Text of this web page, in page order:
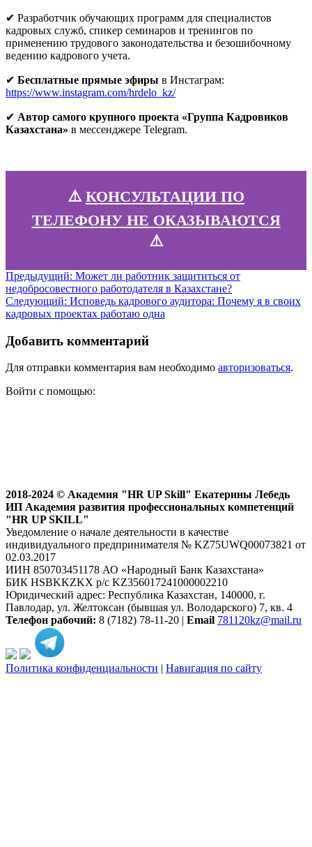
✔ Разработчик обучающих программ для специалистов
кадровых служб, спикер семинаров и тренингов по
применению трудового законодательства и безошибочному
ведению кадрового учета.
✔ Бесплатные прямые эфиры в Инстаграм:
https://www.instagram.com/hrdelo_kz/
✔ Автор самого крупного проекта «Группа Кадровиков
Казахстана» в мессенджере Telegram.
⚠️ КОНСУЛЬТАЦИИ ПО
ТЕЛЕФОНУ НЕ ОКАЗЫВАЮТСЯ
⚠️
Навигация
по
записям
Предыдущий: Предыдущая
запись:
Может ли работник защититься от
недобросовестного работодателя в Казахстане?
Следующий: Следующая
запись:
Исповедь кадрового аудитора: Почему я в своих
кадровых проектах работаю одна
Добавить комментарий
Для отправки комментария вам необходимо авторизоваться.
Войти с помощью:
2018-2024 © Академия "HR UP Skill" Екатерины Лебедь
ИП Академия развития профессиональных компетенций
"HR UP SKILL"
Уведомление о начале деятельности в качестве
индивидуального предпринимателя № KZ75UWQ00073821 от
02.03.2017
ИИН 850703451178 АО «Народный Банк Казахстана»
БИК HSBKKZKX р/с KZ356017241000002210
Юридический адрес: Республика Казахстан, 140000, г.
Павлодар, ул. Желтоксан (бывшая ул. Володарского) 7, кв. 4
Телефон рабочий: 8 (7182) 78-11-20 | Email 781120kz@mail.ru
Политика конфиденциальности | Навигация по сайту